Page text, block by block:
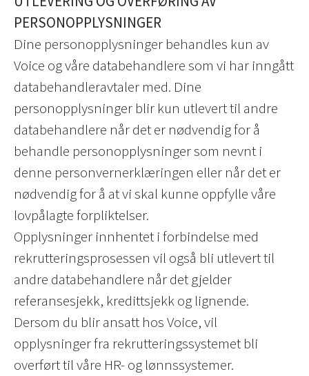
PERSONOPPLYSNINGER
Dine personopplysninger behandles kun av
Voice og våre databehandlere som vi har inngått
databehandleravtaler med. Dine
personopplysninger blir kun utlevert til andre
databehandlere når det er nødvendig for å
behandle personopplysninger som nevnt i
denne personvernerklæringen eller når det er
nødvendig for å at vi skal kunne oppfylle våre
lovpålagte forpliktelser.
Opplysninger innhentet i forbindelse med
rekrutteringsprosessen vil også bli utlevert til
andre databehandlere når det gjelder
referansesjekk, kredittsjekk og lignende.
Dersom du blir ansatt hos Voice, vil
opplysninger fra rekrutteringssystemet bli
overført til våre HR- og lønnssystemer.